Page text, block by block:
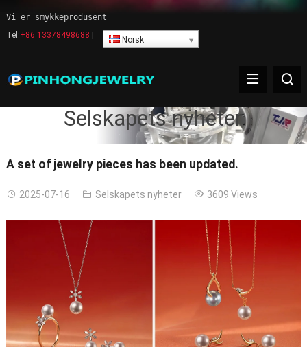
Vi er smykkeprodusent
Tel:+86 13378498688 Norsk
Selskapets nyheter
A set of jewelry pieces has been updated .
2025-07-16 Selskapets nyheter 3609 Views